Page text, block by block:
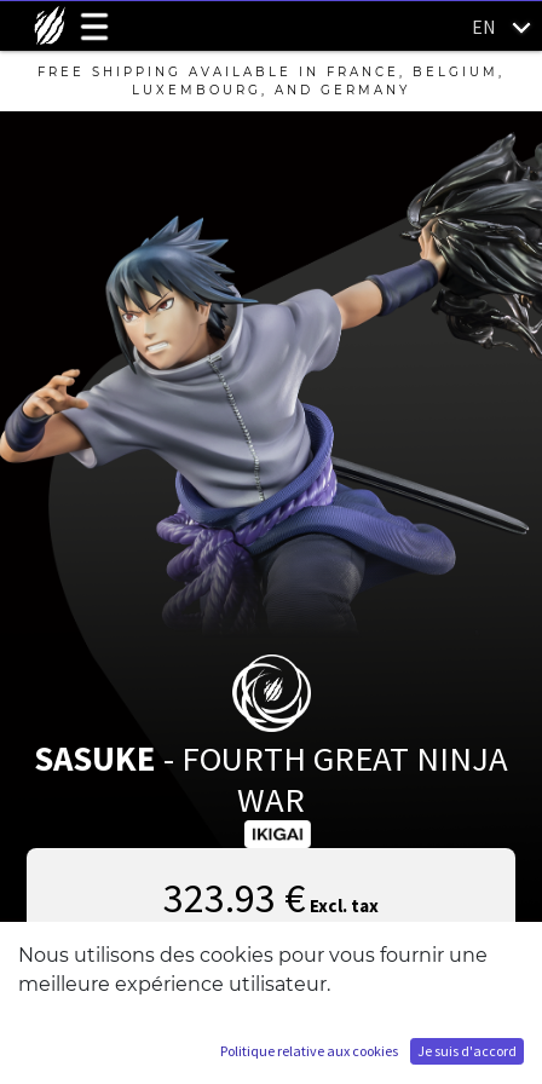
EN
FREE SHIPPING AVAILABLE IN FRANCE, BELGIUM,
LUXEMBOURG, AND GERMANY
SASUKE - FOURTH GREAT NINJA
WAR
323.93 € Excl. tax
or from
106.90 Month
Nous utilisons des cookies pour vous fournir une
meilleure expérience utilisateur.
Politique relative aux cookies Je suis d'accord